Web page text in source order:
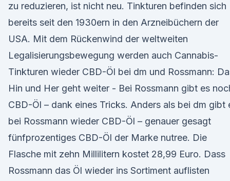
zu reduzieren, ist nicht neu. Tinkturen befinden sich
bereits seit den 1930ern in den Arzneibüchern der
USA. Mit dem Rückenwind der weltweiten
Legalisierungsbewegung werden auch Cannabis-
Tinkturen wieder CBD-Öl bei dm und Rossmann:
Hin und Her geht weiter - Bei Rossmann gibt es
CBD-Öl – dank eines Tricks. Anders als bei dm gibt
bei Rossmann wieder CBD-Öl – genauer gesagt
fünfprozentiges CBD-Öl der Marke nutree. Die
Flasche mit zehn Millilitern kostet 28,99 Euro. Dass
Rossmann das Öl wieder ins Sortiment auflisten